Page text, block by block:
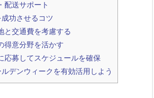
配送サポート
功させるコツ
と交通費を考慮する
得意分野を活かす
応募してスケジュールを確保
デンウィークを有効活用しよう